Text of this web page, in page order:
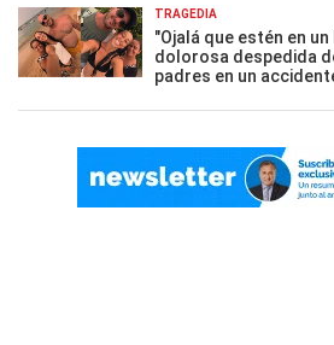
TRAGEDIA
"Ojalá que estén en
dolorosa despedida
padres en un